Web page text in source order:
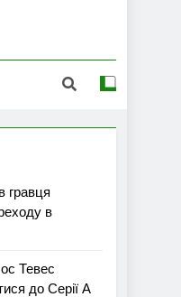
гравця
в
Тевес
до Серії А